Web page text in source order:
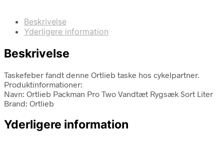
Beskrivelse
Yderligere information
Beskrivelse
Taskefeber fandt denne Ortlieb taske hos cykelpartner.
Produktinformationer:
Navn: Ortlieb Packman Pro Two Vandtæt Rygsæk Sort Liter
Brand: Ortlieb
Yderligere information